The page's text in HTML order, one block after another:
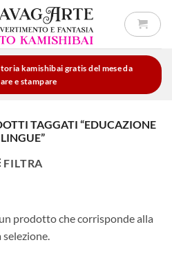
kamishibai gratis del mese da
e stampare
TAGGATI “EDUCAZIONE
FILTRA
prodotto che corrisponde alla
selezione.